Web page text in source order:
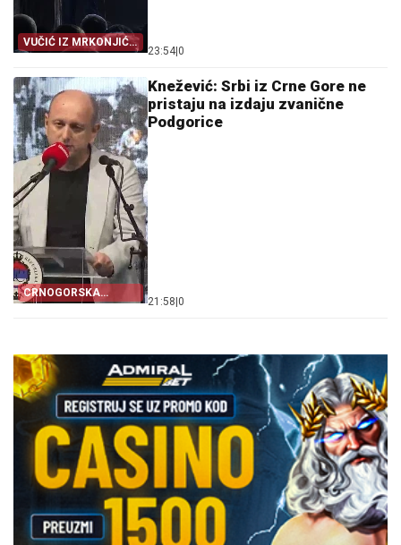
VUČIĆ IZ MRKONJIĆ
GRADA
23:54 0
CRNOGORSKA
ZASTAVA PORED
Knežević: Srbi iz Crne Gore ne
pristaju na izdaju zvanične
Podgorice
21:58 0